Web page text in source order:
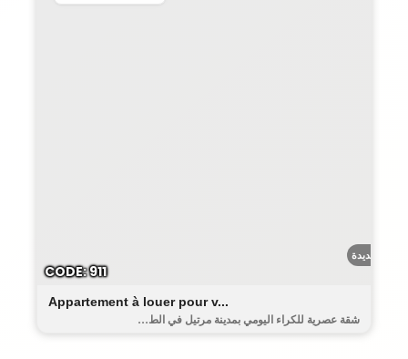
الجديدة
Appartement à louer pour v...
شقة عصرية للكراء اليومي بمدينة مرتيل في الط...
CODE: 911